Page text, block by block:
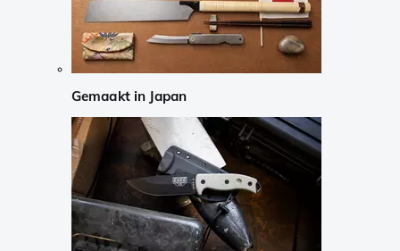
Gemaakt in Japan